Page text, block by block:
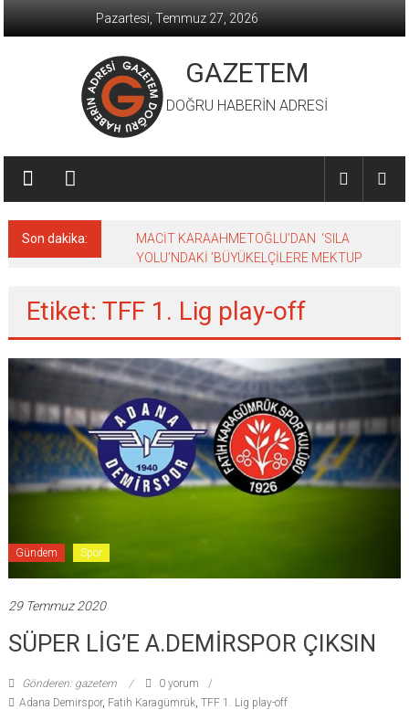
Pazartesi, Temmuz 27, 2026
GAZETEM
DOĞRU HABERİN ADRESİ
Son dakika:
MACİT KARAAHMETOĞLU’DAN ‘SILA
YOLU’NDAKİ ’BÜYÜKELÇİLERE MEKTUP
Etiket: TFF 1. Lig play-off
Gündem Spor
29 Temmuz 2020
SÜPER LİG’E A.DEMİRSPOR ÇIKSIN
Gönderen: gazetem
0 yorum
Adana Demirspor, Fatih Karagümrük, TFF 1. Lig play-off